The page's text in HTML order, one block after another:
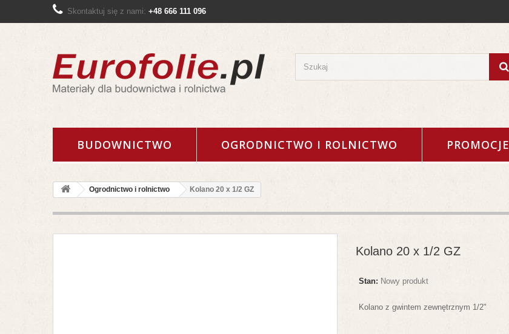
Skontaktuj się z nami: +48 666 111 096
BUDOWNICTWO OGRODNICTWO I ROLNICTWO PROMOCJE
Ogrodnictwo i rolnictwo Kolano 20 x 1/2 GZ
Kolano 20 x 1/2 GZ
Stan: Nowy produkt
Kolano z gwintem zewnętrznym 1/2"